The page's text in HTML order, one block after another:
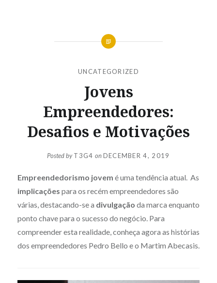
UNCATEGORIZED
Jovens
Empreendedores:
Desafios e Motivações
Posted byT3G4 onDECEMBER 4, 2019
Empreendedorismo jovem é uma tendência atual. As
implicações para os recém empreendedores são
várias, destacando-se a divulgação da marca enquanto
ponto chave para o sucesso do negócio. Para
compreender esta realidade, conheça agora as histórias
dos empreendedores Pedro Bello e o Martim Abecasis.